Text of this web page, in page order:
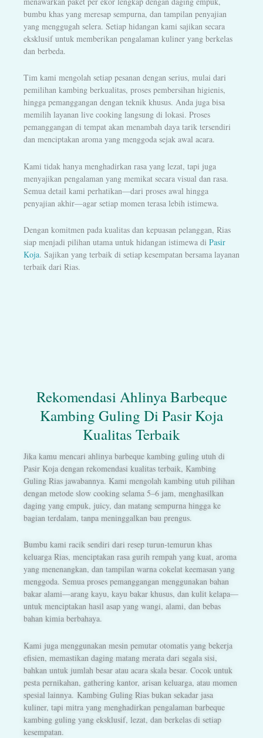
bumbu khas yang meresap sempurna, dan tampilan penyajian
yang menggugah selera. Setiap hidangan kami sajikan secara
eksklusif untuk memberikan pengalaman kuliner yang berkelas
dan berbeda.
Tim kami mengolah setiap pesanan dengan serius, mulai dari
pemilihan kambing berkualitas, proses pembersihan higienis,
hingga pemanggangan dengan teknik khusus. Anda juga bisa
memilih layanan live cooking langsung di lokasi. Proses
pemanggangan di tempat akan menambah daya tarik tersendiri
dan menciptakan aroma yang menggoda sejak awal acara.
Kami tidak hanya menghadirkan rasa yang lezat, tapi juga
menyajikan pengalaman yang memikat secara visual dan rasa.
Semua detail kami perhatikan—dari proses awal hingga
penyajian akhir—agar setiap momen terasa lebih istimewa.
Dengan komitmen pada kualitas dan kepuasan pelanggan, Rias
siap menjadi pilihan utama untuk hidangan istimewa di Pasir
Koja. Sajikan yang terbaik di setiap kesempatan bersama layanan
terbaik dari Rias.
Rekomendasi Ahlinya Barbeque
Kambing Guling Di Pasir Koja
Kualitas Terbaik
Jika kamu mencari ahlinya barbeque kambing guling utuh di
Pasir Koja dengan rekomendasi kualitas terbaik, Kambing
Guling Rias jawabannya. Kami mengolah kambing utuh pilihan
dengan metode slow cooking selama 5–6 jam, menghasilkan
daging yang empuk, juicy, dan matang sempurna hingga ke
bagian terdalam, tanpa meninggalkan bau prengus.
Bumbu kami racik sendiri dari resep turun-temurun khas
keluarga Rias, menciptakan rasa gurih rempah yang kuat, aroma
yang menenangkan, dan tampilan warna cokelat keemasan yang
menggoda. Semua proses pemanggangan menggunakan bahan
bakar alami—arang kayu, kayu bakar khusus, dan kulit kelapa—
untuk menciptakan hasil asap yang wangi, alami, dan bebas
bahan kimia berbahaya.
Kami juga menggunakan mesin pemutar otomatis yang bekerja
efisien, memastikan daging matang merata dari segala sisi,
bahkan untuk jumlah besar atau acara skala besar. Cocok untuk
pesta pernikahan, gathering kantor, arisan keluarga, atau momen
spesial lainnya. Kambing Guling Rias bukan sekadar jasa
kuliner, tapi mitra yang menghadirkan pengalaman barbeque
kambing guling yang eksklusif, lezat, dan berkelas di setiap
kesempatan.